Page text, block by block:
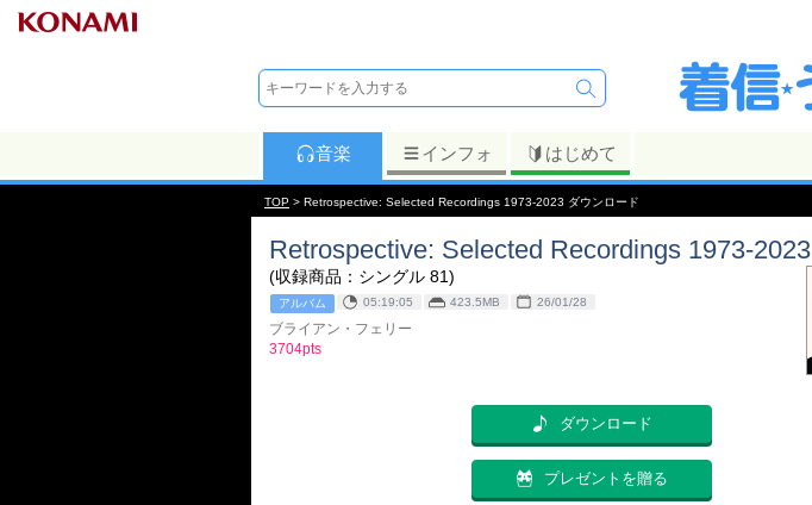
音楽 インフォ はじめて
TOP > Retrospective: Selected Recordings 1973-2023 ダウンロード
Retrospective: Selected Recordings 1973-2023
(収録商品：シングル 81)
アルバム 05:19:05 423.5MB 26/01/28
ブライアン・フェリー
3704pts
ダウンロード
プレゼントを贈る